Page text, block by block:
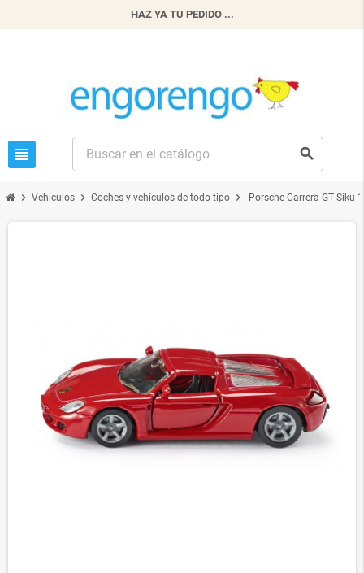
HAZ YA TU PEDIDO ...
view_headline search
chevron_right Vehículos chevron_right Coches y vehículos de todo tipo chevron_right Porsche Carrera GT Siku